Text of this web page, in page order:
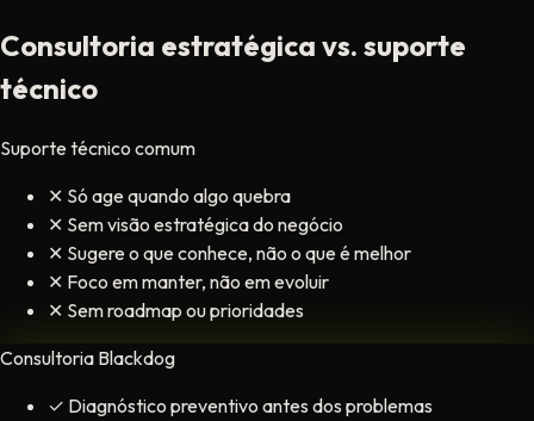
Consultoria estratégica vs. suporte
técnico
Suporte técnico comum
✕ Só age quando algo quebra
✕ Sem visão estratégica do negócio
✕ Sugere o que conhece, não o que é melhor
✕ Foco em manter, não em evoluir
✕ Sem roadmap ou prioridades
Consultoria Blackdog
✓ Diagnóstico preventivo antes dos problemas